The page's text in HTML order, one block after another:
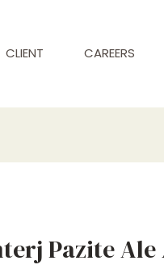
CLIENT CAREERS
Pazite